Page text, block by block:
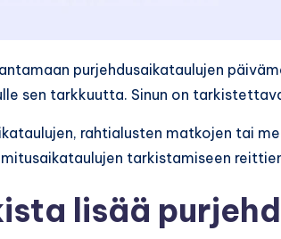
purjehdusaikataulujen
sen tarkkuutta. Sinun on
rahtialusten matkojen tai
tarkistamiseen
lisää